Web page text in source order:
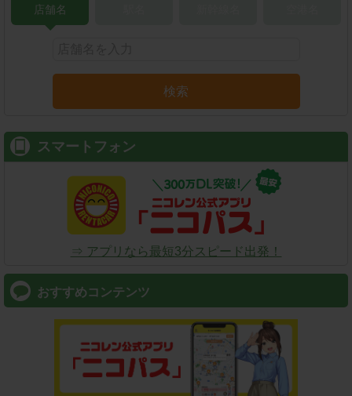
店舗名
検索
スマートフォン
⇒ アプリなら最短3分スピード出発！
おすすめコンテンツ